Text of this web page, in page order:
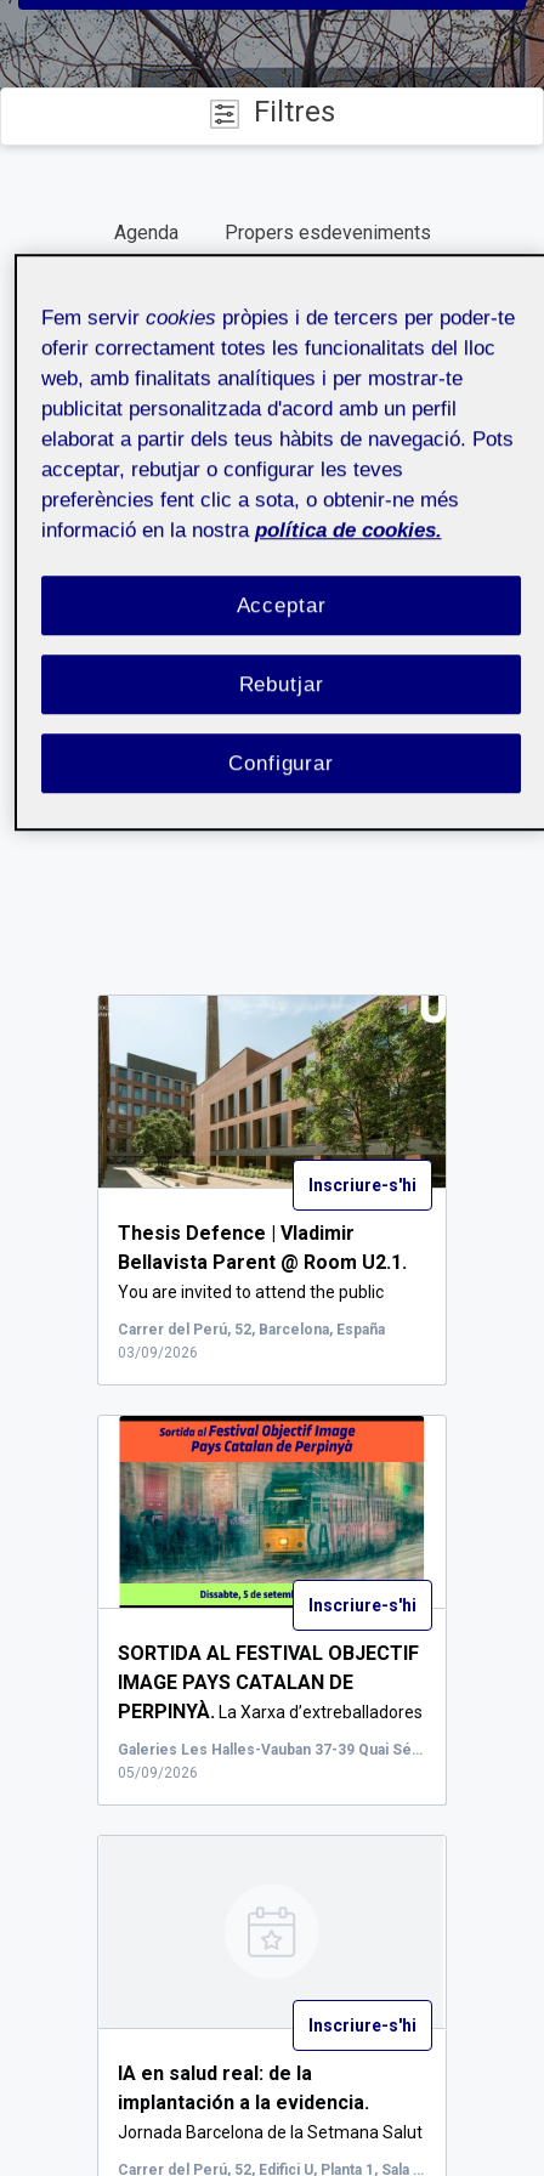
Filtres
TIPUS
CAMPUS
Agenda Propers esdeveniments
Agost 2026
27 28 29 30 31 1
3
4 5 6 7 8
9
10
11 12 13 14
17
18 19 20 21 22
3
Dimarts
Inscriure-s'hi
Thesis Defence | Vladimir
Bellavista Parent @ Room U2.1.
You are invited to attend the public
defence o...
Carrer del Perú, 52, Barcelona, España
03/09/2026
Inscriure-s'hi
SORTIDA AL FESTIVAL OBJECTIF
IMAGE PAYS CATALAN DE
PERPINYÀ. La Xarxa d’extreballadores
i extreballador...
Galeries Les Halles-Vauban 37-39 Quai Sébastien Vauban, 66000 Perpinyà
05/09/2026
Inscriure-s'hi
IA en salud real: de la
implantación a la evidencia.
Jornada Barcelona de la Setmana Salut
Digital: IA...
Carrer del Perú, 52, Edifici U, Planta 1, Sala U1.1 (Polivalent)
Fem servir cookies pròpies i de tercers per poder-te
oferir correctament totes les funcionalitats del lloc
web, amb finalitats analítiques i per mostrar-te
publicitat personalitzada d'acord amb un perfil
elaborat a partir dels teus hàbits de navegació. Pots
acceptar, rebutjar o configurar les teves
preferències fent clic a sota, o obtenir-ne més
informació en la nostra política de cookies.
Rebutjar
Acceptar
Configurar